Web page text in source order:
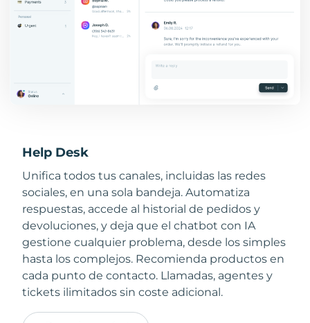
Help Desk
Unifica todos tus canales, incluidas las redes
sociales, en una sola bandeja. Automatiza
respuestas, accede al historial de pedidos y
devoluciones, y deja que el chatbot con IA
gestione cualquier problema, desde los simples
hasta los complejos. Recomienda productos en
cada punto de contacto. Llamadas, agentes y
tickets ilimitados sin coste adicional.